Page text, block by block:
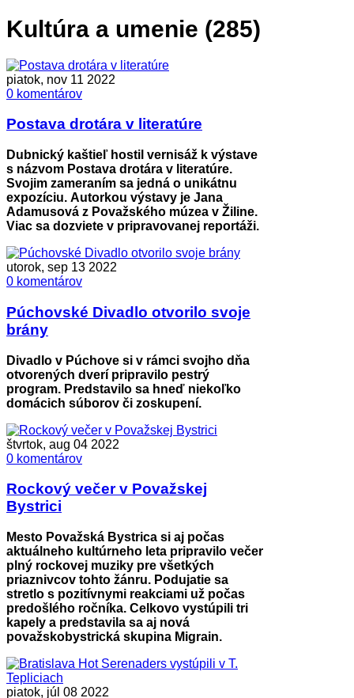
Kultúra a umenie (285)
piatok, nov 11 2022
0 komentárov
Postava drotára v literatúre
Dubnický kaštieľ hostil vernisáž k výstave
s názvom Postava drotára v literatúre.
Svojim zameraním sa jedná o unikátnu
expozíciu. Autorkou výstavy je Jana
Adamusová z Považského múzea v Žiline.
Viac sa dozviete v pripravovanej reportáži.
utorok, sep 13 2022
0 komentárov
Púchovské Divadlo otvorilo svoje
brány
Divadlo v Púchove si v rámci svojho dňa
otvorených dverí pripravilo pestrý
program. Predstavilo sa hneď niekoľko
domácich súborov či zoskupení.
štvrtok, aug 04 2022
0 komentárov
Rockový večer v Považskej
Bystrici
Mesto Považská Bystrica si aj počas
aktuálneho kultúrneho leta pripravilo večer
plný rockovej muziky pre všetkých
priaznivcov tohto žánru. Podujatie sa
stretlo s pozitívnymi reakciami už počas
predošlého ročníka. Celkovo vystúpili tri
kapely a predstavila sa aj nová
považskobystrická skupina Migrain.
piatok, júl 08 2022